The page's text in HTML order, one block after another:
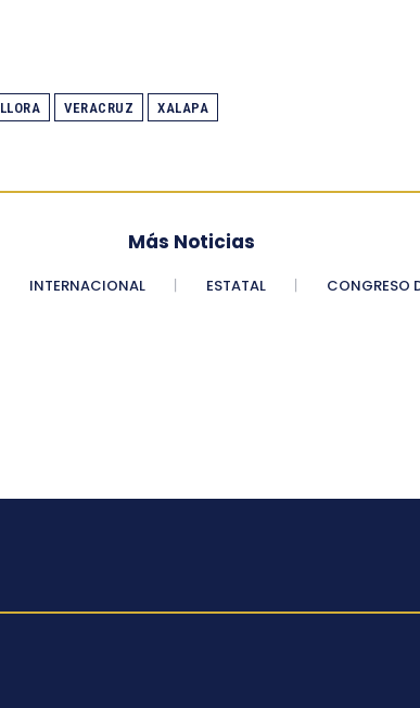
LLORA VERACRUZ XALAPA
Más Noticias
INTERNACIONAL ESTATAL CONGRESO